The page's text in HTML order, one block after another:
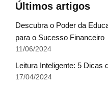
Últimos artigos
Descubra o Poder da
para o Sucesso Financeiro
11/06/2024
Leitura Inteligente: 5 Dicas
17/04/2024